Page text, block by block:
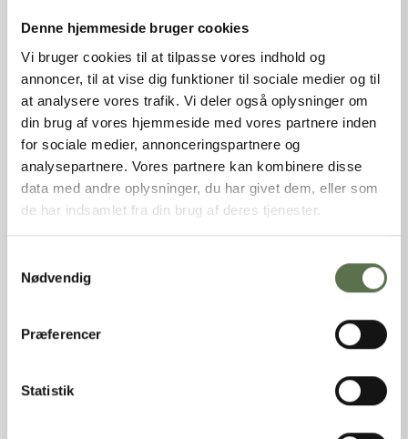
Denne hjemmeside bruger cookies
Vi bruger cookies til at tilpasse vores indhold og
annoncer, til at vise dig funktioner til sociale medier og til
at analysere vores trafik. Vi deler også oplysninger om
din brug af vores hjemmeside med vores partnere inden
for sociale medier, annonceringspartnere og
analysepartnere. Vores partnere kan kombinere disse
data med andre oplysninger, du har givet dem, eller som
de har indsamlet fra din brug af deres tjenester.
Nødvendig
Præferencer
Statistik
Nettovægt
200 g
Produkttype
Frø og kerner
Varebetegnelse
Græskarkerner
Varemærke
Valsemøllen
EAN (stk)
05701075222810
EAN (Kolli)
85701075222816
Antal stk. pr. kolli
10
Emballage
Holdbarhed (uåbnet)
360 dage
Opbevaring
Tørt, ikke for varmt og ikke
sammen med stærkt lugtende
Økologiske græskarkerner.
NÆRINGSINDHOLD PR. 100G